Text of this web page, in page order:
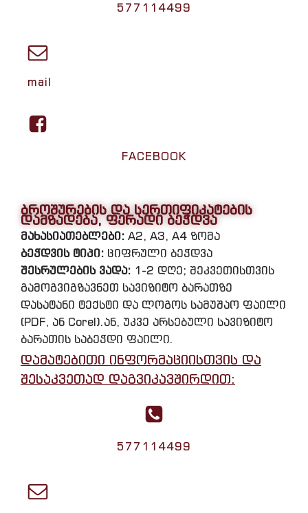
577114499
mail
FACEBOOK
ბროშურების და სერთიფიკატების
დამზადება, ფერადი ბეჭდვა
მახასიათებლები: A2, A3, A4 ზომა
ბეჭდვის ტიპი: ციფრული ბეჭდვა
შესრულების ვადა: 1-2 დღე; შეკვეთისთვის
გამოგვიგზავნეთ სავიზიტო ბარათზე
დასატანი ტექსტი და ლოგოს სამუშაო ფაილი
(PDF, ან Corel).ან, უკვე არსებული სავიზიტო
ბარათის საბეჭდი ფაილი.
დამატებითი ინფორმაციისთვის და
შესაკვეთად დაგვიკავშირდით:
577114499